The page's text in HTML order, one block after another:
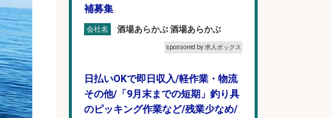
補募集
会社名 酒場あらかぶ 酒場あらかぶ
sponsored by 求人ボックス
日払いOKで即日収入/軽作業・物流
その他/「9月末までの短期」釣り具
のピッキング作業など/残業少なめ/